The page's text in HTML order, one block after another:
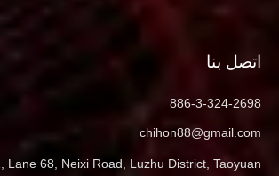
اتصل بنا
886-3-324-2698
chihon88@gmail.com
Lane 68, Neixi Road, Luzhu District, Taoyuan